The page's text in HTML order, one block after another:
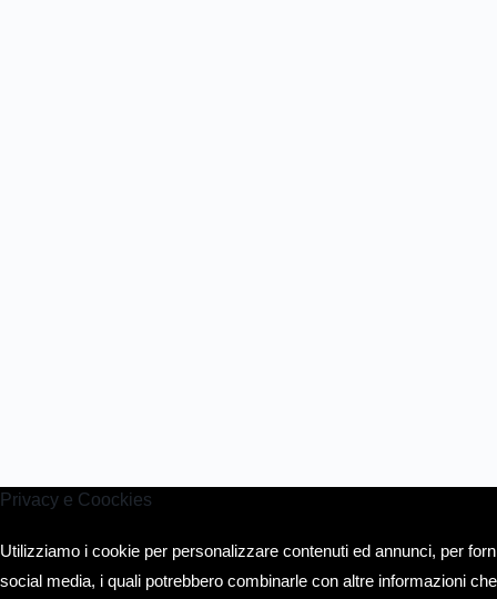
Privacy e Coockies
Utilizziamo i cookie per personalizzare contenuti ed annunci, per
social media, i quali potrebbero combinarle con altre informazioni